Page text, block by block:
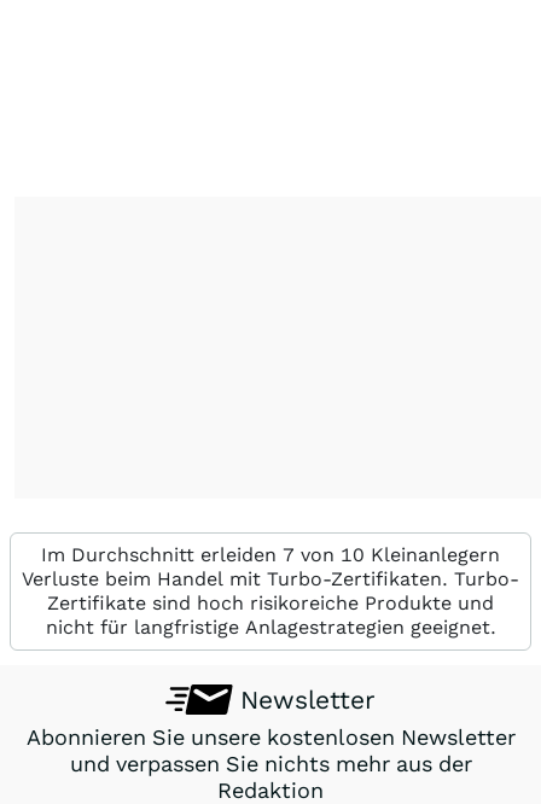
Im Durchschnitt erleiden 7 von 10 Kleinanlegern
Verluste beim Handel mit Turbo-Zertifikaten. Turbo-
Zertifikate sind hoch risikoreiche Produkte und
nicht für langfristige Anlagestrategien geeignet.
Newsletter
Abonnieren Sie unsere kostenlosen Newsletter
und verpassen Sie nichts mehr aus der
Redaktion